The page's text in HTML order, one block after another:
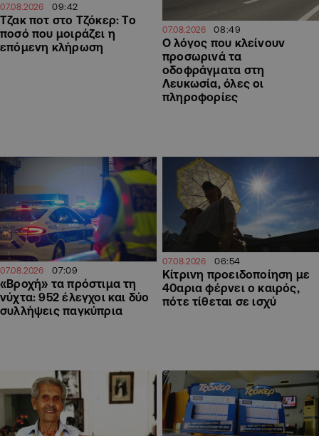
07.08.2026 09:42
Τζακ ποτ στο Τζόκερ: Το
ποσό που μοιράζει η
επόμενη κλήρωση
07.08.2026 08:49
Ο λόγος που κλείνουν
προσωρινά τα
οδοφράγματα στη
Λευκωσία, όλες οι
πληροφορίες
07.08.2026 07:09
«Βροχή» τα πρόστιμα τη
νύχτα: 952 έλεγχοι και δύο
συλλήψεις παγκύπρια
07.08.2026 06:54
Κίτρινη προειδοποίηση με
40αρια φέρνει ο καιρός,
πότε τίθεται σε ισχύ